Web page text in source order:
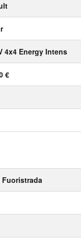
4x4 Energy Intens
€
Fuoristrada